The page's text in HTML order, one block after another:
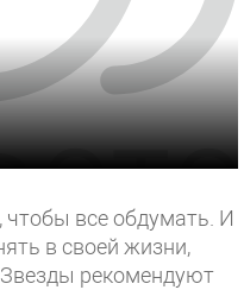
чтобы все обдумать. И
в своей жизни,
Звезды рекомендуют